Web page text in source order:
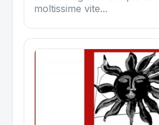
moltissime vite...